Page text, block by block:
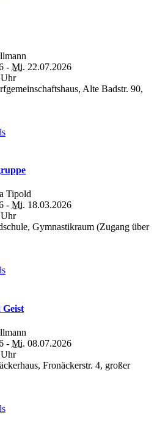
- Mi. 22.07.2026
Alte Badstr. 90,
Tipold
- Mi. 18.03.2026
Gymnastikraum (Zugang über
- Mi. 08.07.2026
Fronäckerstr. 4, großer